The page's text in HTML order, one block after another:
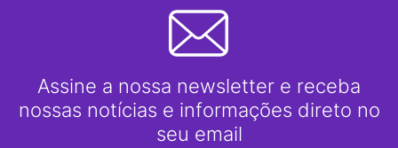
Assine a nossa newsletter e receba
nossas notícias e informações direto no
seu email